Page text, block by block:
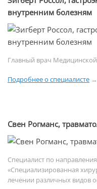
внутренним болезням
Главный врач
Подробнее о специалисте →
Свен Рогманс,
Специалист по
«Специализированная
лечении различных видов